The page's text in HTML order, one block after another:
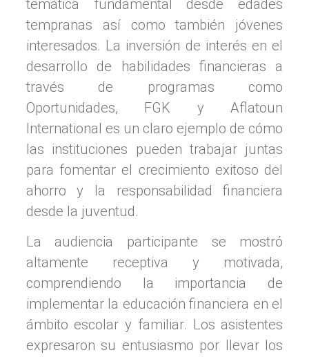
temática fundamental desde edades
tempranas así como también jóvenes
interesados. La inversión de interés en el
desarrollo de habilidades financieras a
través de programas como
Oportunidades, FGK y Aflatoun
International es un claro ejemplo de cómo
las instituciones pueden trabajar juntas
para fomentar el crecimiento exitoso del
ahorro y la responsabilidad financiera
desde la juventud.
La audiencia participante se mostró
altamente receptiva y motivada,
comprendiendo la importancia de
implementar la educación financiera en el
ámbito escolar y familiar. Los asistentes
expresaron su entusiasmo por llevar los